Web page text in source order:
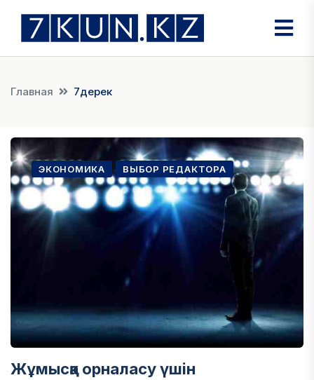
Главная 7дерек
ЭКОНОМИКА ВЫБОР РЕДАКТОРА
Жұмысқа орналасу үшін